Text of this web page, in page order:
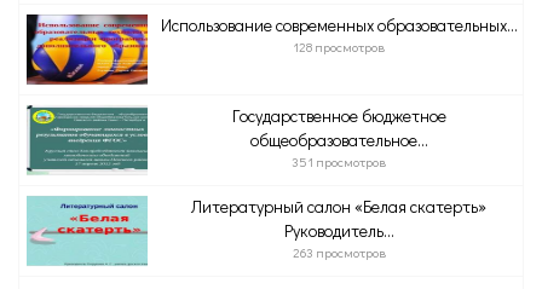
Использование современных образовательных...
128 просмотров
Государственное бюджетное
общеобразовательное...
351 просмотров
Литературный салон «Белая скатерть»
Руководитель...
263 просмотров